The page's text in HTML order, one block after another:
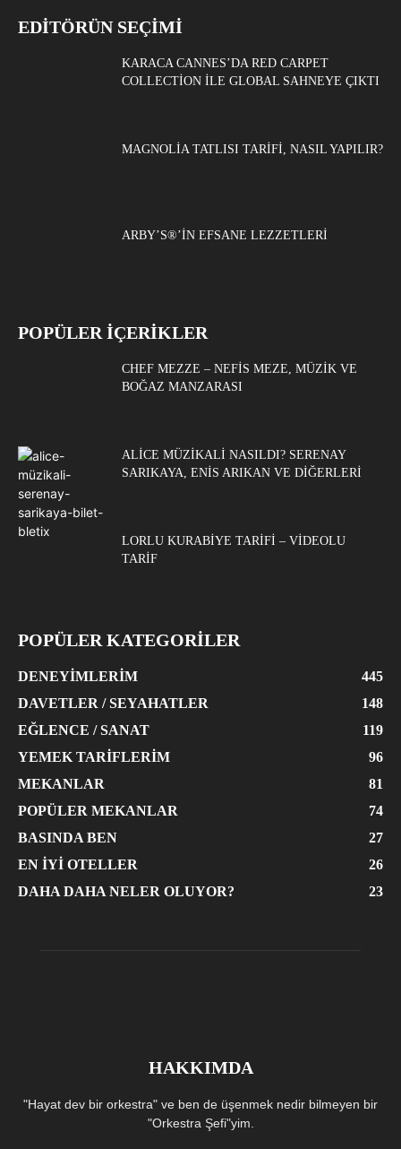
EDITÖRÜN SEÇIMI
KARACA CANNES’DA RED CARPET
COLLECTION ILE GLOBAL SAHNEYE ÇIKTI
MAGNOLIA TATLISI TARIFI, NASIL YAPILIR?
ARBY’S®’IN EFSANE LEZZETLERI
POPÜLER İÇERİKLER
CHEF MEZZE – NEFIS MEZE, MÜZIK VE
BOĞAZ MANZARASI
ALICE MÜZIKALI NASILDI? SERENAY
SARIKAYA, ENIS ARIKAN VE DIĞERLERI
LORLU KURABIYE TARIFI – VIDEOLU
TARIF
POPÜLER KATEGORİLER
DENEYIMLERIM
445
DAVETLER / SEYAHATLER
148
EĞLENCE / SANAT
119
YEMEK TARIFLERIM
96
MEKANLAR
81
POPÜLER MEKANLAR
74
BASINDA BEN
27
EN İYI OTELLER
26
DAHA DAHA NELER OLUYOR?
23
HAKKIMDA
"Hayat dev bir orkestra" ve ben de üşenmek nedir bilmeyen bir
"Orkestra Şefi"yim.